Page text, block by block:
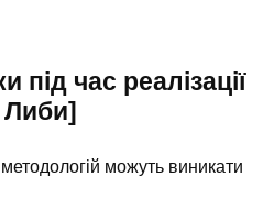
під час реалізації
Либи]
можуть виникати